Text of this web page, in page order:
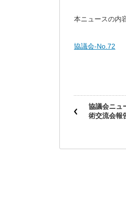
本ニュースの内
協議会-No.72
協議会ニ
術交流会報